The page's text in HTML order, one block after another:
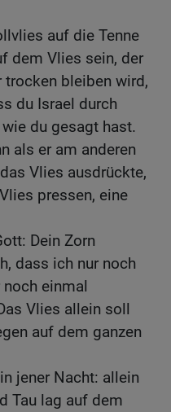
auf die Tenne
dem Vlies sein, der
trocken bleiben wird,
du Israel durch
du gesagt hast.
als er am anderen
Vlies ausdrückte,
pressen, eine
Dein Zorn
dass ich nur noch
einmal
Vlies allein soll
auf dem ganzen
jener Nacht: allein
Tau lag auf dem